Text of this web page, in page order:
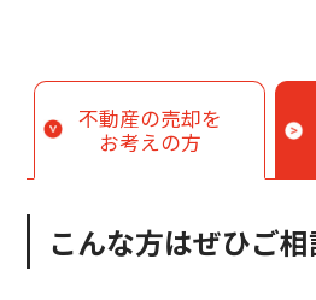
不動産の売却を
お考えの方
こんな方はぜひご